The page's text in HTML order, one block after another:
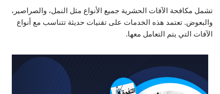
تشمل مكافحة الآفات الحشرية جميع الأنواع مثل النمل، والصراصير،
والبعوض. تعتمد هذه الخدمات على تقنيات حديثة تتناسب مع أنواع
الآفات التي يتم التعامل معها.